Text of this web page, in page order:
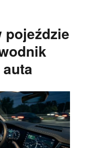
pojeździe